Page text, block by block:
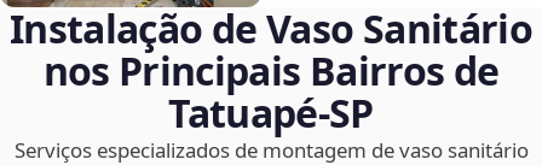
Instalação de Vaso Sanitário
nos Principais Bairros de
Tatuapé‑SP
Serviços especializados de montagem de vaso sanitário